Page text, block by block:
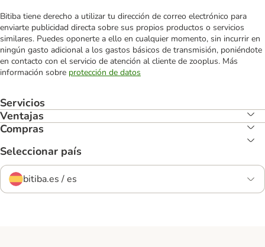
Bitiba tiene derecho a utilizar tu dirección de correo electrónico para
enviarte publicidad directa sobre sus propios productos o servicios
similares. Puedes oponerte a ello en cualquier momento, sin incurrir en
ningún gasto adicional a los gastos básicos de transmisión, poniéndote
en contacto con el servicio de atención al cliente de zooplus. Más
información sobre protección de datos
Servicios
Ventajas
Compras
Seleccionar país
bitiba.es / es